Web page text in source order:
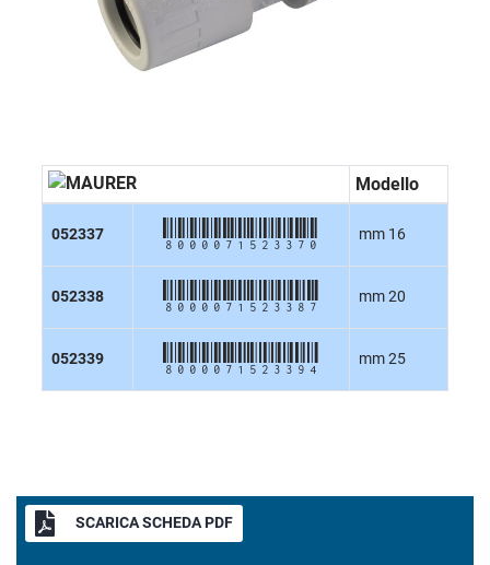
Modello
052337 8000071523370 mm 16
052338 8000071523387 mm 20
052339 8000071523394 mm 25
SCARICA SCHEDA PDF